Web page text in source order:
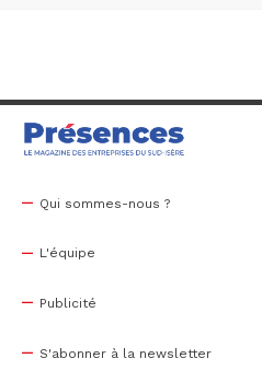
Qui sommes-nous ?
L'équipe
Publicité
S'abonner à la newsletter